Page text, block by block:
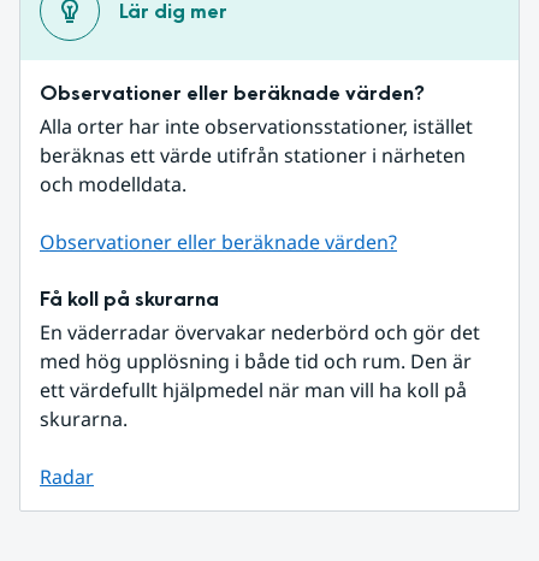
Lär dig mer
Observationer eller beräknade värden?
Alla orter har inte observationsstationer, istället
beräknas ett värde utifrån stationer i närheten
och modelldata.
Observationer eller beräknade värden?
Få koll på skurarna
En väderradar övervakar nederbörd och gör det
med hög upplösning i både tid och rum. Den är
ett värdefullt hjälpmedel när man vill ha koll på
skurarna.
Radar